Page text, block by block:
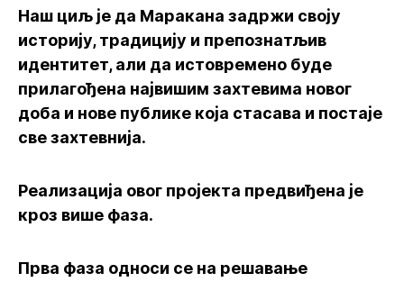
Наш циљ је да Маракана задржи своју
историју, традицију и препознатљив
идентитет, али да истовремено буде
прилагођена највишим захтевима новог
доба и нове публике која стасава и постаје
све захтевнија.
Реализација овог пројекта предвиђена је
кроз више фаза.
Прва фаза односи се на решавање